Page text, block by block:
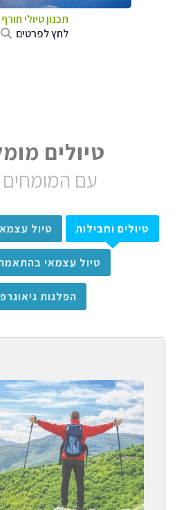
תכנון טיולי חורף
לחץ לפרטים
טיולים
עם המומחים
טיולים וחבילות טיול
טיול עצמאי
הפלגות